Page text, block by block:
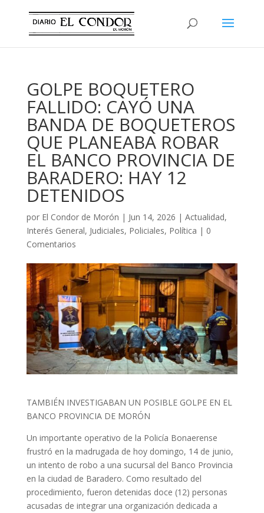
GOLPE BOQUETERO
FALLIDO: CAYÓ UNA
BANDA DE BOQUETEROS
QUE PLANEABA ROBAR
EL BANCO PROVINCIA DE
BARADERO: HAY 12
DETENIDOS
por El Condor de Morón | Jun 14, 2026 | Actualidad,
Interés General, Judiciales, Policiales, Política | 0
Comentarios
TAMBIÉN INVESTIGABAN UN POSIBLE GOLPE EN EL
BANCO PROVINCIA DE MORÓN
Un importante operativo de la Policía Bonaerense
frustró en la madrugada de hoy domingo, 14 de junio,
un intento de robo a una sucursal del Banco Provincia
en la ciudad de Baradero. Como resultado del
procedimiento, fueron detenidas doce (12) personas
acusadas de integrar una organización dedicada a